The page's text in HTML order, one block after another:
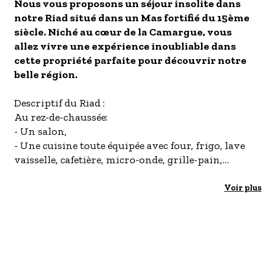
- Les établissements Accueil vélo
LES OFFRES MYPROVENCE
S'inscrire à nos newsletters
Nous vous proposons un séjour insolite dans
notre Riad situé dans un Mas fortifié du 15ème
siècle. Niché au cœur de la Camargue, vous
allez vivre une expérience inoubliable dans
cette propriété parfaite pour découvrir notre
belle région.
Descriptif du Riad :
Au rez-de-chaussée:
- Un salon,
- Une cuisine toute équipée avec four, frigo, lave
vaisselle, cafetière, micro-onde, grille-pain,
Voir plus